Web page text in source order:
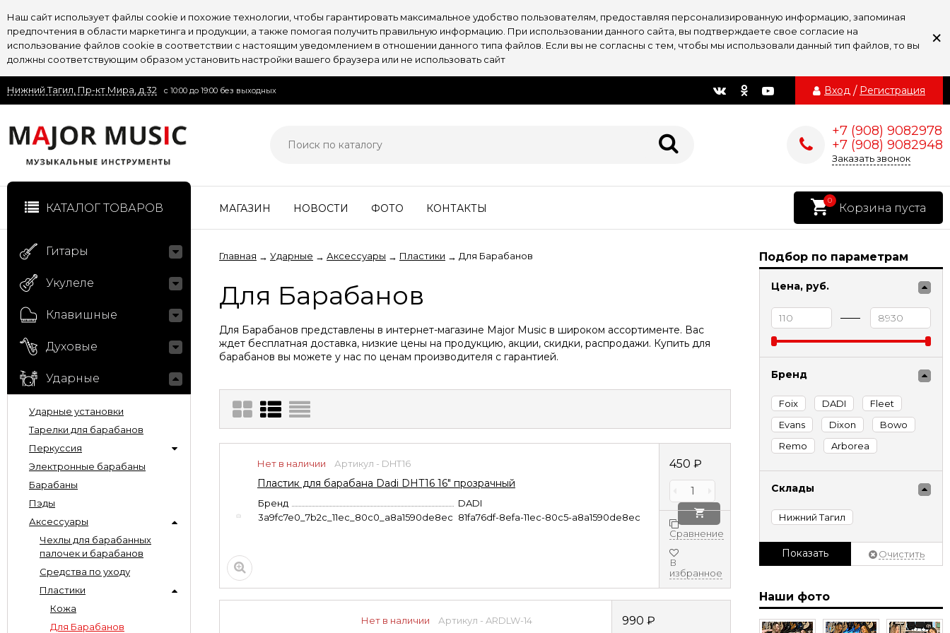
Наш сайт использует файлы cookie и похожие технологии, чтобы гарантировать максимальное удобство пользователям, предоставляя персонализированную информацию, запоминая
предпочтения в области маркетинга и продукции, а также помогая получить правильную информацию. При использовании данного сайта, вы подтверждаете свое согласие на
использование файлов cookie в соответствии с настоящим уведомлением в отношении данного типа файлов. Если вы не согласны с тем, чтобы мы использовали данный тип файлов, то вы
должны соответствующим образом установить настройки вашего браузера или не использовать сайт
×
Нижний Тагил, Пр-кт Мира, д.32 с 10:00 до 19:00 без выходных Вход / Регистрация
+7 (908) 9082978
+7 (908) 9082948
Заказать звонок
КАТАЛОГ ТОВАРОВ Корзина пуста
0
МАГАЗИН НОВОСТИ ФОТО КОНТАКТЫ
Главная → Ударные → Аксессуары → Пластики → Для Барабанов
Для Барабанов
Для Барабанов представлены в интернет-магазине Major Music в широком ассортименте. Вас
ждет бесплатная доставка, низкие цены на продукцию, акции, скидки, распродажи. Купить для
барабанов вы можете у нас по ценам производителя с гарантией.
Нет в наличии Артикул - DHT16
Пластик для барабана Dadi DHT16 16" прозрачный
Бренд
DADI
3a9fc7e0_7b2c_11ec_80c0_a8a1590de8ec 81fa76df-8efa-11ec-80c5-a8a1590de8ec
450 ₽
Сравнение
В
избранное
Нет в наличии Артикул - ARDLW-14 990 ₽
Гитары
Укулеле
Клавишные
Духовые
Ударные
Ударные установки
Тарелки для барабанов
Перкуссия
Электронные барабаны
Барабаны
Пэды
Аксессуары
Чехлы для барабанных
палочек и барабанов
Средства по уходу
Пластики
Кожа
Для Барабанов
Подбор по параметрам
Цена, руб.
Бренд
Foix DADI
Fleet
Evans
Dixon
Bowo
Remo
Arborea
Склады
Нижний Тагил
Показать Очистить
Наши фото